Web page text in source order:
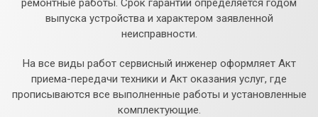
ремонтные работы. Срок гарантии определяется годом
выпуска устройства и характером заявленной
неисправности.
На все виды работ сервисный инженер оформляет Акт
приема-передачи техники и Акт оказания услуг, где
прописываются все выполненные работы и установленные
комплектующие.